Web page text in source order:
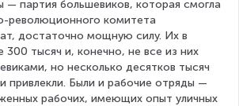
— партия большевиков, которая смогла
комитета
достаточно мощную силу. Их в
тысяч и, конечно, не все из них
но несколько десятков тысяч
привлекли. Были и рабочие отряды —
рабочих, имеющих опыт уличных